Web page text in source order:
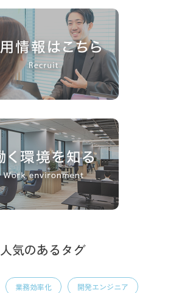
人気のあるタグ
業務効率化 開発エンジニア